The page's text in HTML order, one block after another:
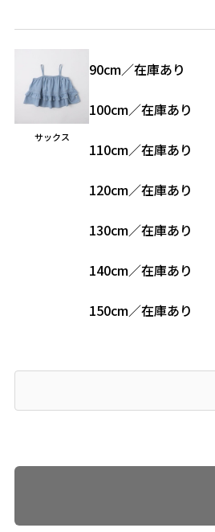
サックス
90cm／在庫あり
100cm／在庫あり
110cm／在庫あり
120cm／在庫あり
130cm／在庫あり
140cm／在庫あり
150cm／在庫あり